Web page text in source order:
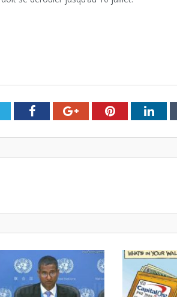
FacebookGoogle+Pinterest